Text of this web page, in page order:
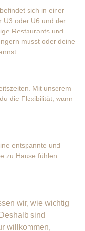
sich in einer
U3 oder U6 und der
Restaurants und
musst oder deine
Mit unserem
die Flexibilität, wann
entspannte und
zu Hause fühlen
wir, wie wichtig
sind
willkommen,